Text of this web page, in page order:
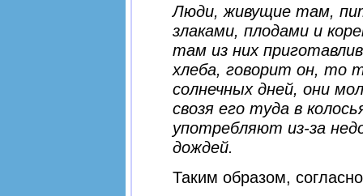
Люди, живущие там,
злаками, плодами и
там из них
хлеба, говорит он, то
солнечных дней, они
свозя его туда в
употребляют из-за
дождей.
Таким образом,